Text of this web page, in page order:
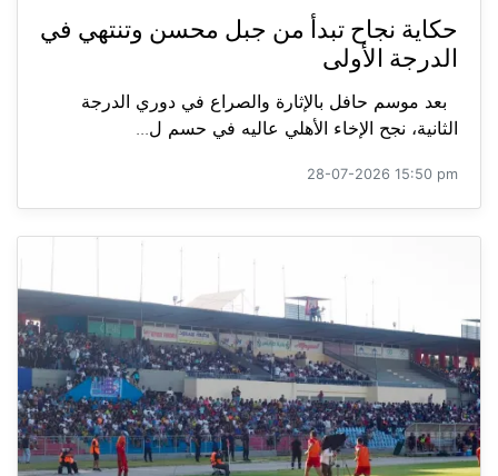
حكاية نجاح تبدأ من جبل محسن وتنتهي في
الدرجة الأولى
بعد موسم حافل بالإثارة والصراع في دوري الدرجة
الثانية، نجح الإخاء الأهلي عاليه في حسم ل...
28-07-2026 15:50 pm